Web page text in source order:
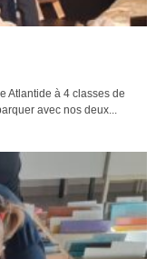
Atlantide à 4 classes de
avec nos deux...